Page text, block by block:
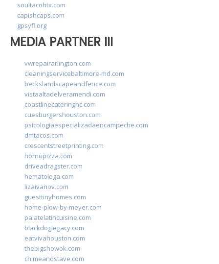
soultacohtx.com
capishcaps.com
gpsyfl.org
MEDIA PARTNER III
vwrepairarlington.com
cleaningservicebaltimore-md.com
beckslandscapeandfence.com
vistaaltadelveramendi.com
coastlinecateringnc.com
cuesburgershouston.com
psicologiaespecializadaencampeche.com
dmtacos.com
crescentstreetprinting.com
hornopizza.com
driveadragster.com
hematologa.com
lizaivanov.com
guesttinyhomes.com
home-plow-by-meyer.com
palatelatincuisine.com
blackdoglegacy.com
eatvivahouston.com
thebigshowok.com
chimeandstave.com